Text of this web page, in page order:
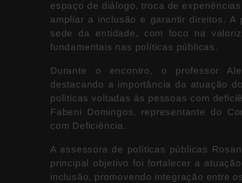
espaço de diálogo, troca de
ampliar a inclusão e garantir direitos. A
sede da entidade, com foco na
fundamentais nas políticas públicas.
Durante o encontro, o professor
destacando a importância da atuação
políticas voltadas às pessoas com
Fabeni Domingos, representante do
com Deficiência.
A assessora de políticas públicas
principal objetivo foi fortalecer a
inclusão, promovendo integração entre